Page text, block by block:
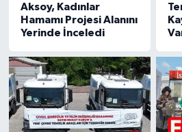
Aksoy, Kadınlar
Hamamı Projesi Alanını
Yerinde İnceledi